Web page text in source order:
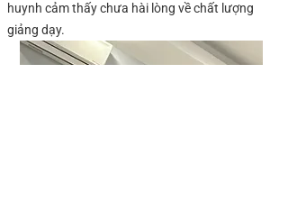
huynh cảm thấy chưa hài lòng về chất lượng
giảng dạy.